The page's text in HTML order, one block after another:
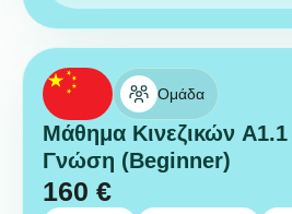
Ομάδα
Μάθημα Κινεζικών A1.1
Γνώση (Beginner)
160 €